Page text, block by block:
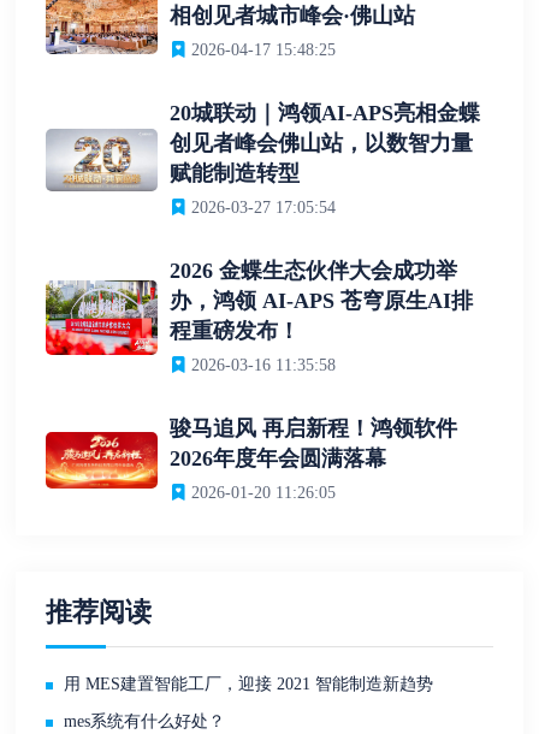
相创见者城市峰会·佛山站
2026-04-17 15:48:25
20城联动｜鸿领AI-APS亮相金蝶
创见者峰会佛山站，以数智力量
赋能制造转型
2026-03-27 17:05:54
2026 金蝶生态伙伴大会成功举
办，鸿领 AI-APS 苍穹原生AI排
程重磅发布！
2026-03-16 11:35:58
骏马追风 再启新程！鸿领软件
2026年度年会圆满落幕
2026-01-20 11:26:05
推荐阅读
用 MES建置智能工厂，迎接 2021 智能制造新趋势
mes系统有什么好处？